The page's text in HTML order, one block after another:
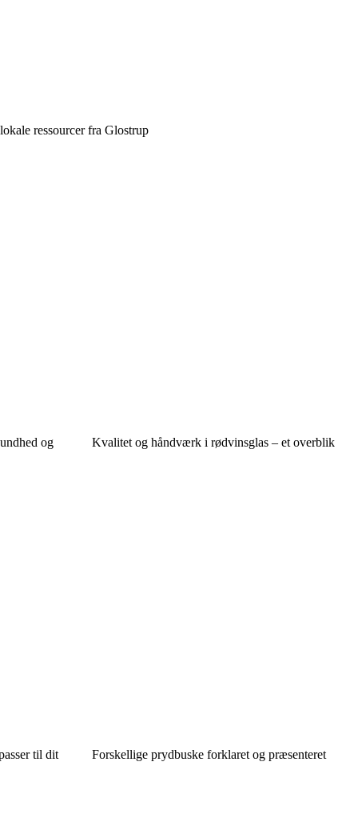
ressourcer fra Glostrup
og
Kvalitet og håndværk i rødvinsglas – et overblik
til dit
Forskellige prydbuske forklaret og præsenteret